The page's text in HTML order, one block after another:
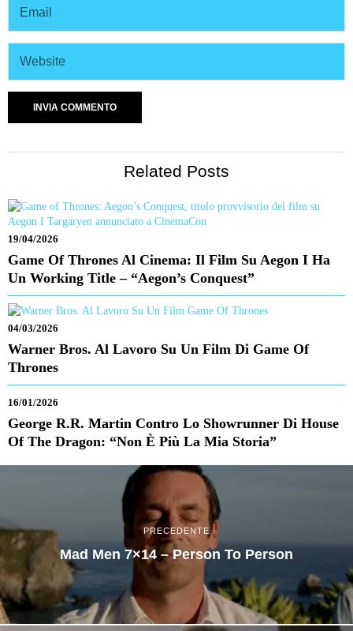
Related Posts
19/04/2026
Game Of Thrones Al Cinema: Il Film Su Aegon I Ha
Un Working Title – “Aegon’s Conquest”
04/03/2026
Warner Bros. Al Lavoro Su Un Film Di Game Of
Thrones
16/01/2026
George R.R. Martin Contro Lo Showrunner Di House
Of The Dragon: “Non È Più La Mia Storia”
PRECEDENTE
Mad Men 7×14 – Person To Person